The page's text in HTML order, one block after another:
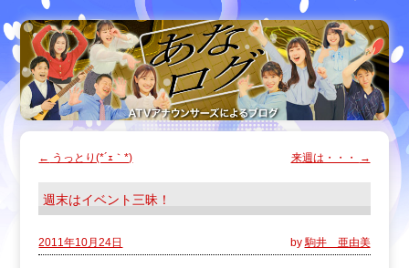
← うっとり(*´ｪ｀*) 来週は・・・ →
週末はイベント三昧！
2011年10月24日 by駒井 亜由美